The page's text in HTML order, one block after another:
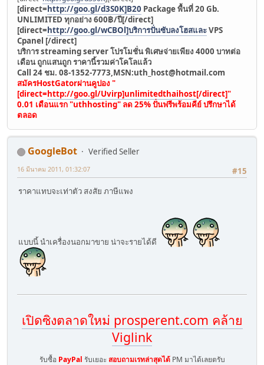
[direct=http://goo.gl/d3S0K]B20 Package พื้นที่ 20 Gb.
UNLIMITED ทุกอย่าง 600฿/ปี[/direct]
[direct=http://goo.gl/wCBOl]บริการปั่นซับลงโฮสและVPS
Cpanel [/direct]
บริการ streaming server โปรโมชั่น พิเศษจ่ายเพียง 4000 บาทต่อ
เดือน ถูกแสนถูก ราคานี้รวมค่าโคโลแล้ว
Call 24 ชม. 08-1352-7773,MSN:uth_host@hotmail.com
สมัครHostGatorผ่านคูปอง "
[direct=http://goo.gl/Uvirp]unlimitedthaihost[/direct]"
0.01 เดือนแรก "uthhosting" ลด 25% ปั่นฟรีพร้อมคีย์ ปรึกษาได้
ตลอด
GoogleBot
Verified Seller
#15
16 มีนาคม 2011, 01:32:07
ราคาแทบจะเท่าตัว สงสัย ภาษีแพง
แบบนี้ นำเครื่องนอกมาขาย น่าจะรายได้ดี
เปิดซิงตลาดใหม่ prosperent.com คล้าย
Viglink
รับซื้อ PayPal รับเยอะ สอบถามเรทล่าสุดได้PM มาได้เลยตรับ